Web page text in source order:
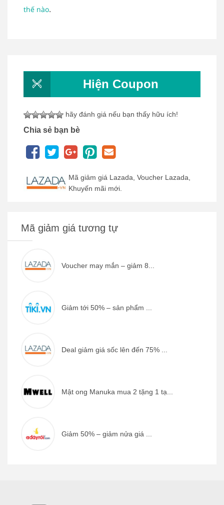
thế nào.
Hiện Coupon
hãy đánh giá nếu bạn thấy hữu ích!
Chia sẻ bạn bè
Mã giảm giá Lazada, Voucher Lazada,
Khuyến mãi mới.
Mã giảm giá tương tự
Voucher may mắn – giảm 8...
Giảm tới 50% – sản phẩm ...
Deal giảm giá sốc lên đến 75% ...
Mật ong Manuka mua 2 tặng 1 tạ...
Giảm 50% – giảm nửa giá ...